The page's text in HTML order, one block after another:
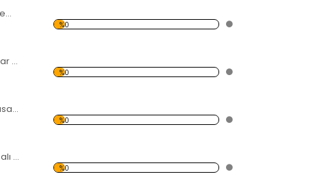
İskele ve Deniz Temalı Kanvas Tablo
%0
Deniz ve Kayalıklar Temalı Kanvas Tablo
%0
Modern Soyut Tasarım 41 Temalı Kanvas Tablo
%0
Şehir Işıkları Temalı Kanvas Tablo
%0